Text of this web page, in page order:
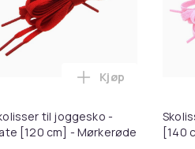
- Neongrønne [v2] - Flate [160
til joggesko -
[120 cm] - Mørkerøde
Legg Skolisser
Kjøp
[140